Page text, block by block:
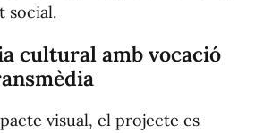
social.
cultural amb vocació
visual, el projecte es